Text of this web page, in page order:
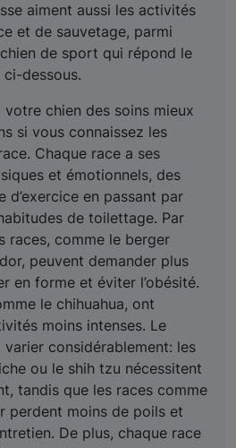
aiment aussi les activités
et de sauvetage, parmi
de sport qui répond le
dessous.
chien des soins mieux
si vous connaissez les
Chaque race a ses
et émotionnels, des
d’exercice en passant par
de toilettage. Par
races, comme le berger
peuvent demander plus
en forme et éviter l’obésité.
le chihuahua, ont
moins intenses. Le
considérablement: les
ou le shih tzu nécessitent
tandis que les races comme
perdent moins de poils et
De plus, chaque race